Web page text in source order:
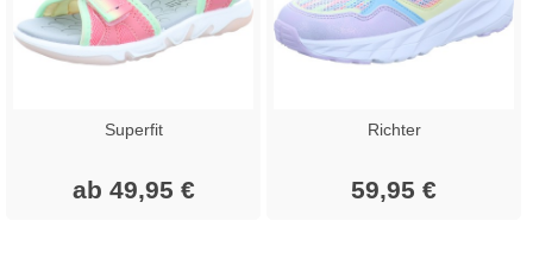
Superfit
ab 49,95 €
Richter
59,95 €